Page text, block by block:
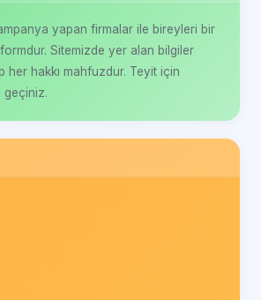
yapan firmalar ile bireyleri bir
Sitemizde yer alan bilgiler
her hakkı mahfuzdur. Teyit için
geçiniz.